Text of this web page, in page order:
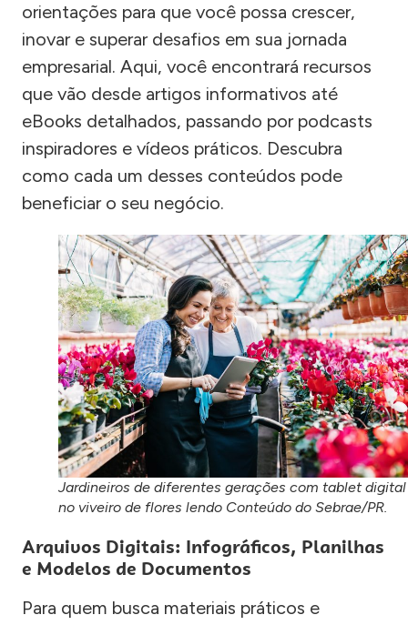
orientações para que você possa crescer,
inovar e superar desafios em sua jornada
empresarial. Aqui, você encontrará recursos
que vão desde artigos informativos até
eBooks detalhados, passando por podcasts
inspiradores e vídeos práticos. Descubra
como cada um desses conteúdos pode
beneficiar o seu negócio.
Jardineiros de diferentes gerações com tablet digital
no viveiro de flores lendo Conteúdo do Sebrae/PR.
Arquivos Digitais: Infográficos, Planilhas
e Modelos de Documentos
Para quem busca materiais práticos e